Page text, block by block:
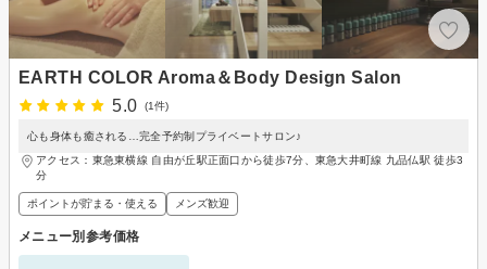
EARTH COLOR Aroma＆Body Design Salon
5.0
(1件)
心も身体も癒される…完全予約制プライベートサロン♪
アクセス：東急東横線 自由が丘駅正面口から徒歩7分、東急大井町線 九品仏駅 徒歩3
分
ポイントが貯まる・使える メンズ歓迎
メニュー別参考価格